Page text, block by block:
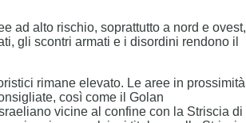
ad alto rischio, soprattutto a nord e ovest,
gli scontri armati e i disordini rendono il
rimane elevato. Le aree in prossimità
così come il Golan
vicine al confine con la Striscia di